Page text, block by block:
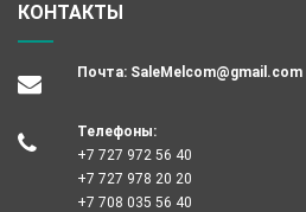
КОНТАКТЫ
Почта: SaleMelcom@gmail.com
Телефоны:
+7 727 972 56 40
+7 727 978 20 20
+7 708 035 56 40